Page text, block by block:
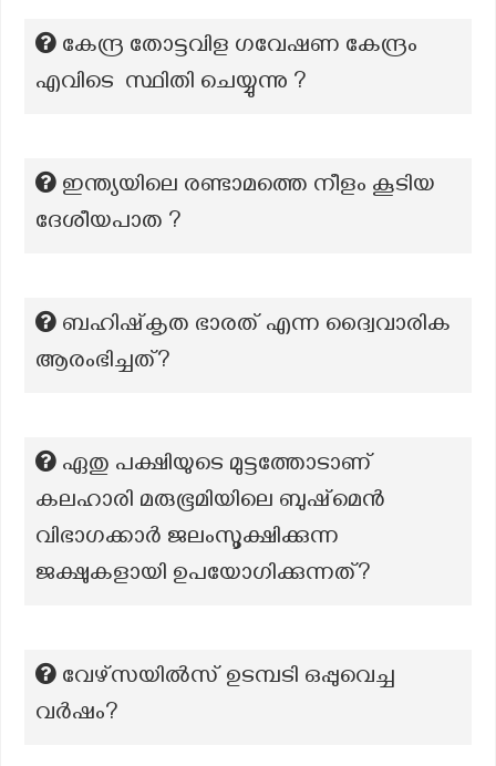
കേന്ദ്ര തോട്ടവിള ഗവേഷണ കേന്ദ്രം
എവിടെ സ്ഥിതി ചെയ്യുന്നു ?
ഇന്ത്യയിലെ രണ്ടാമത്തെ നീളം കൂടിയ
ദേശീയപാത ?
ബഹിഷ്‌കൃത ഭാരത് എന്ന ദ്വൈവാരിക
ആരംഭിച്ചത്?
ഏതു പക്ഷിയുടെ മുട്ടത്തോടാണ്
കലഹാരി മരുഭൂമിയിലെ ബുഷ്‌മെൻ
വിഭാഗക്കാർ ജലംസൂക്ഷിക്കുന്ന
ജക്ഷുകളായി ഉപയോഗിക്കുന്നത്?
വേഴ്സയിൽസ് ഉടമ്പടി ഒപ്പുവെച്ച
വർഷം?